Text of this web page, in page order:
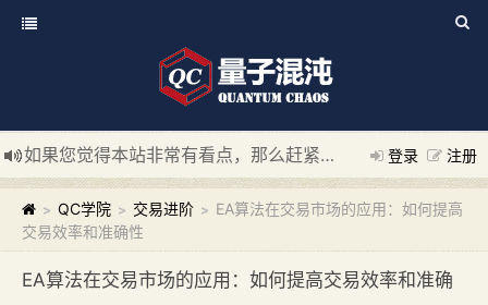
登录 注册
如果您觉得本站非常有看点，那么赶紧使用Ctrl+D 收藏我们吧
新添加量子混沌系统板块，欢迎大家访问！
---“量子混沌系
> QC学院 > 交易进阶 > EA算法在交易市场的应用：如何提高
交易效率和准确性
EA算法在交易市场的应用：如何提高交易效率和准确